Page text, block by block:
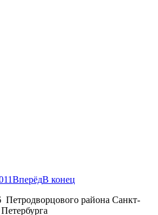
11ВперёдВ конец
района Санкт-
Петербурга